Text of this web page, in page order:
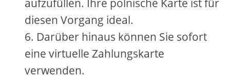
diesen Vorgang ideal.
Darüber hinaus können Sie sofort
eine virtuelle Zahlungskarte
verwenden.